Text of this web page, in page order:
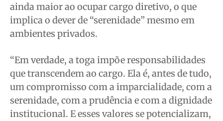
ainda maior ao ocupar cargo diretivo, o que
implica o dever de “serenidade” mesmo em
ambientes privados.
“Em verdade, a toga impõe responsabilidades
que transcendem ao cargo. Ela é, antes de tudo,
um compromisso com a imparcialidade, com a
serenidade, com a prudência e com a dignidade
institucional. E esses valores se potencializam,